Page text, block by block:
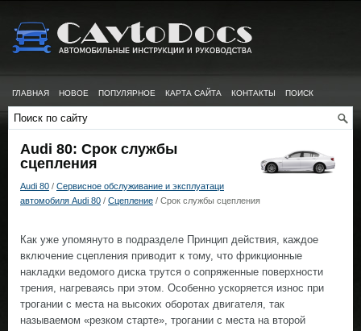
ГЛАВНАЯ НОВОЕ ПОПУЛЯРНОЕ КАРТА САЙТА КОНТАКТЫ ПОИСК
Audi 80: Срок службы
сцепления
Audi 80 / Сервисное обслуживание и эксплуатаци
автомобиля Audi 80 / Сцепление / Срок службы сцепления
Как уже упомянуто в подразделе Принцип действия, каждое
включение сцепления приводит к тому, что фрикционные
накладки ведомого диска трутся о сопряженные поверхности
трения, нагреваясь при этом. Особенно ускоряется износ при
трогании с места на высоких оборотах двигателя, так
называемом «резком старте», трогании с места на второй